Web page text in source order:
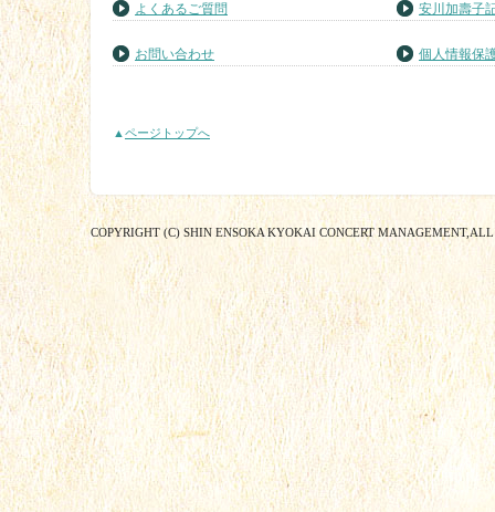
よくあるご質問 安川加壽子
お問い合わせ 個人情報保
▲ ページトップへ
COPYRIGHT (C) SHIN ENSOKA KYOKAI CONCERT MANAGEMENT,ALL